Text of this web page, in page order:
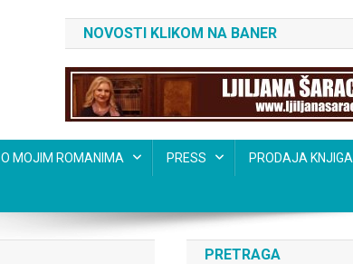
NOVOSTI KLIKOM NA BANER
O MOJIM ROMANIMA PRESS PRODAJA KNJIGA
PRETRAGA